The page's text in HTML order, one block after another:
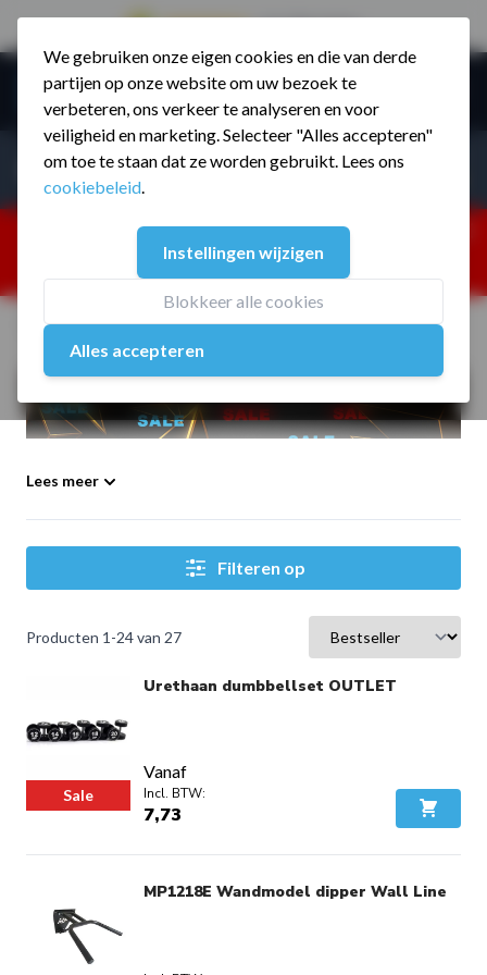
We gebruiken onze eigen cookies en die van derde
partijen op onze website om uw bezoek te
verbeteren, ons verkeer te analyseren en voor
veiligheid en marketing. Selecteer "Alles accepteren"
om toe te staan dat ze worden gebruikt. Lees ons
cookiebeleid.
Instellingen wijzigen
Blokkeer alle cookies
Alles accepteren
Ga naar de inhoud
Menu
Producten zoeken...
25% korting ivm vakantiesluiting. Gebruik code:
ZOMERMP. muv vloeren, fitnesstoestellen, boksartikelen,
zakelijk en dealer inlog. Verzending vanaf 19 aug.
Home / Assortiment / Sale
Lees meer
Filteren op
Producten 1 -24van 27
Sale
Urethaan dumbbellset OUTLET
Vanaf
7,73 In
MP1218E Wandmodel dipper Wall Line